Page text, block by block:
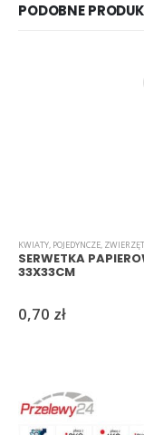
PODOBNE
KWIATY, POJEDYNCZE,
SERWETKA
33X33CM
0,70 zł